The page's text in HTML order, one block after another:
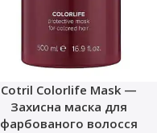
Cotril Colorlife Mask —
Захисна маска для
фарбованого волосся